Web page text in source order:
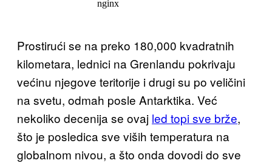
Prostirući se na preko 180,000 kvadratnih
kilometara, lednici na Grenlandu pokrivaju
većinu njegove teritorije i drugi su po veličini
na svetu, odmah posle Antarktika. Već
nekoliko decenija se ovaj led topi sve brže,
što je posledica sve viših temperatura na
globalnom nivou, a što onda dovodi do sve